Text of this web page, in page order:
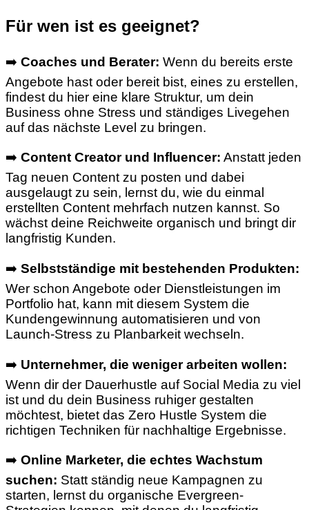
Für wen ist es geeignet?
➡️ Coaches und Berater: Wenn du bereits erste
Angebote hast oder bereit bist, eines zu erstellen,
findest du hier eine klare Struktur, um dein
Business ohne Stress und ständiges Livegehen
auf das nächste Level zu bringen.
➡️ Content Creator und Influencer: Anstatt jeden
Tag neuen Content zu posten und dabei
ausgelaugt zu sein, lernst du, wie du einmal
erstellten Content mehrfach nutzen kannst. So
wächst deine Reichweite organisch und bringt dir
langfristig Kunden.
➡️ Selbstständige mit bestehenden Produkten:
Wer schon Angebote oder Dienstleistungen im
Portfolio hat, kann mit diesem System die
Kundengewinnung automatisieren und von
Launch-Stress zu Planbarkeit wechseln.
➡️ Unternehmer, die weniger arbeiten wollen:
Wenn dir der Dauerhustle auf Social Media zu viel
ist und du dein Business ruhiger gestalten
möchtest, bietet das Zero Hustle System die
richtigen Techniken für nachhaltige Ergebnisse.
➡️ Online Marketer, die echtes Wachstum
suchen: Statt ständig neue Kampagnen zu
starten, lernst du organische Evergreen-